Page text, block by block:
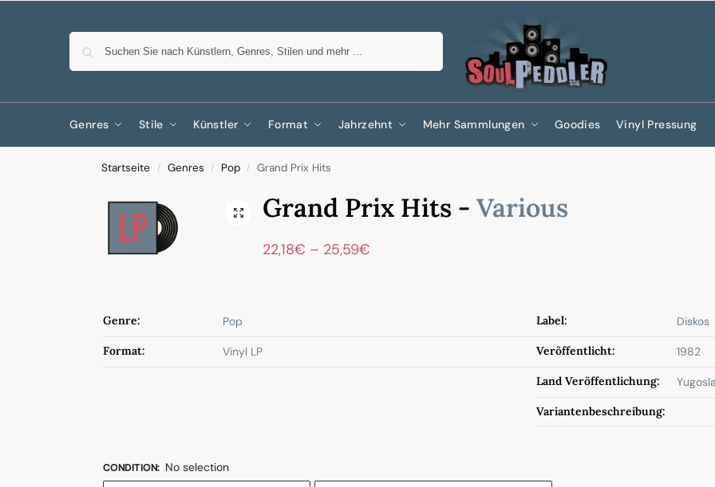
Genres Stile Künstler Format Jahrzehnt Mehr Sammlungen Goodies Vinyl Pressung
Startseite / Genres / Pop / Grand Prix Hits
Grand Prix Hits - Various
22,18€ – 25,59€
Genre: Pop
Format: Vinyl LP
Label: Diskos
Veröffentlicht: 1982
Land Veröffentlichung:
Variantenbeschreibung:
CONDITION: No selection